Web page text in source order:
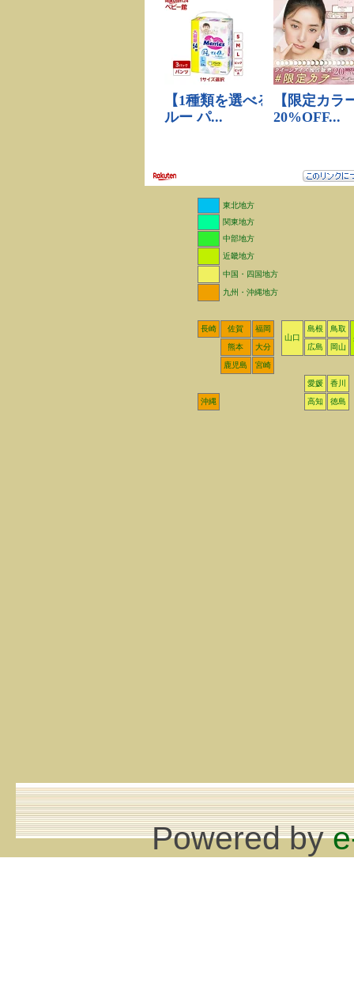
東北地方
関東地方
中部地方
近畿地方
中国・四国地方
九州・沖縄地方
長崎 佐賀
福岡
山口
島根
鳥取
熊本
大分 広島 岡山
鹿児島 宮崎
愛媛 香川
沖縄 高知 徳島
Powered by